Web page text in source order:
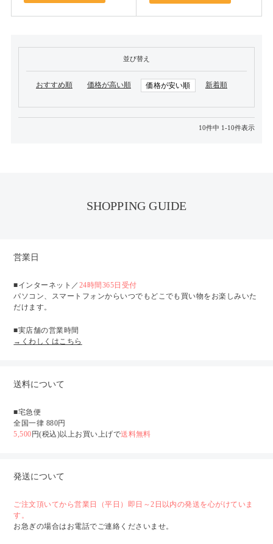
並び替え
おすすめ順 価格が高い順 価格が安い順 新着順
10件中 1-10件表示
SHOPPING GUIDE
営業日
■インターネット／ 24時間365日受付
パソコン、スマートフォンからいつでもどこでも買い物をお楽しみいた
だけます。
■実店舗の営業時間
→くわしくはこちら
送料について
■宅急便
全国一律 880円
5,500円(税込)以上お買い上げで送料無料
発送について
ご注文頂いてから営業日（平日）即日～2日以内の発送を心がけていま
す。
お急ぎの場合はお電話でご連絡くださいませ。